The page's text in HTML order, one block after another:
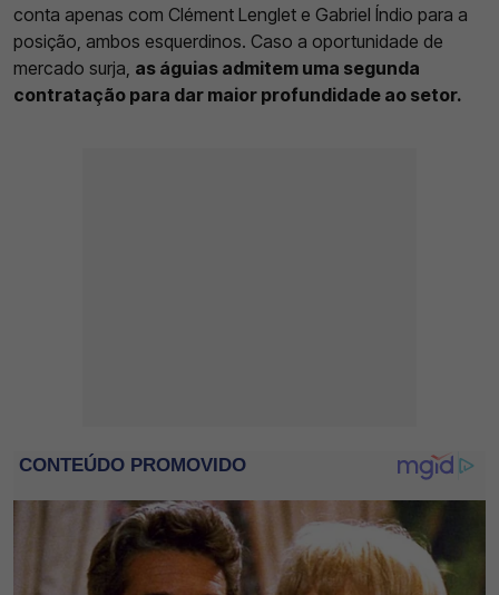
conta apenas com Clément Lenglet e Gabriel Índio para a
posição, ambos esquerdinos. Caso a oportunidade de
mercado surja, as águias admitem uma segunda
contratação para dar maior profundidade ao setor.